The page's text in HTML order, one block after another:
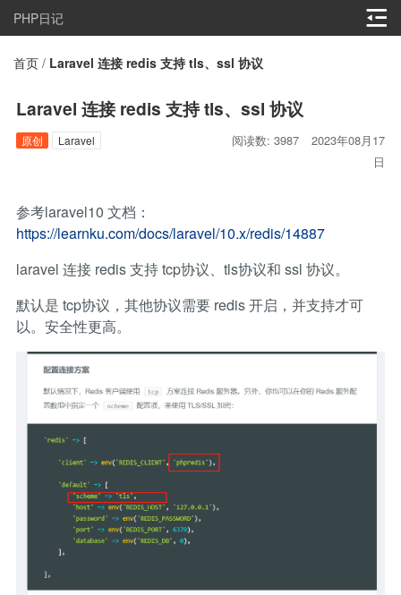
PHP日记
首页 / Laravel 连接 redis 支持 tls、ssl 协议
Laravel 连接 redis 支持 tls、ssl 协议
原创 Laravel 阅读数: 3987
2023年08月17
日
参考laravel10 文档：
https://learnku.com/docs/laravel/10.x/redis/14887
laravel 连接 redis 支持 tcp协议、tls协议和 ssl 协议。
默认是 tcp协议，其他协议需要 redis 开启，并支持才可
以。安全性更高。